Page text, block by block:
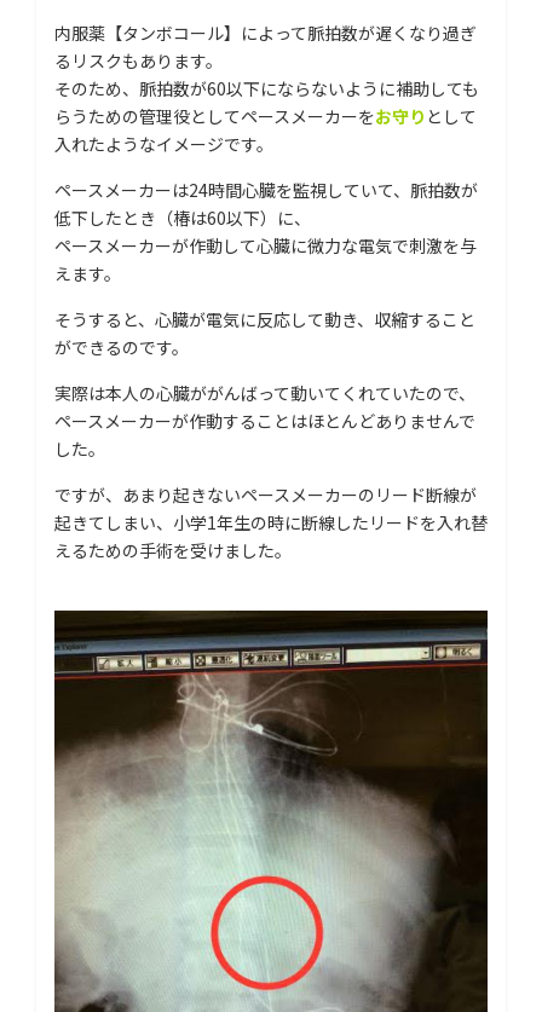
内服薬【タンボコール】によって脈拍数が遅くなり過ぎ
るリスクもあります。
そのため、脈拍数が60以下にならないように補助しても
らうための管理役としてペースメーカーをお守り として
入れたようなイメージです。
ペースメーカーは24時間心臓を監視していて、脈拍数が
低下したとき（椿は60以下）に、
ペースメーカーが作動して心臓に微力な電気で刺激を与
えます。
そうすると、心臓が電気に反応して動き、収縮すること
ができるのです。
実際は本人の心臓ががんばって動いてくれていたので、
ペースメーカーが作動することはほとんどありませんで
した。
ですが、あまり起きないペースメーカーのリード断線が
起きてしまい、小学1年生の時に断線したリードを入れ替
えるための手術を受けました。